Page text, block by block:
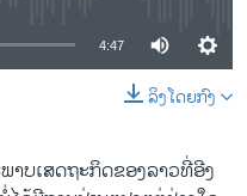
4:47
ລິງໂດຍກົງ
ບເສດຖະກິດຂອງລາວທີ່ອີງ